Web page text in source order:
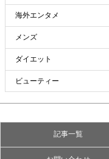
海外エンタメ
メンズ
ダイエット
ビューティー
記事一覧